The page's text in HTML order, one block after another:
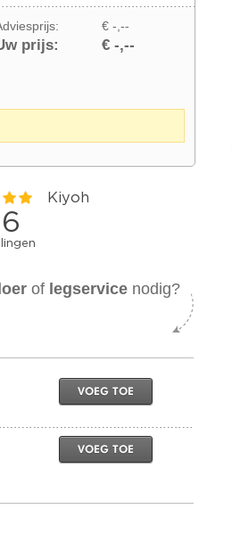
€ -,--
prijs: € -,--
of legservice nodig?
VOEG TOE
VOEG TOE